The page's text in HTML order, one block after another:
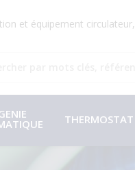
et équipement
THERMOSTAT